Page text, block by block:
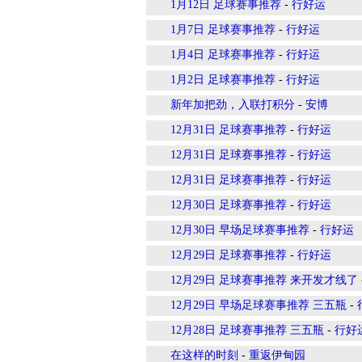
1月12日 足球赛事推荐 - 行好运
1月7日 足球赛事推荐 - 行好运
1月4日 足球赛事推荐 - 行好运
1月2日 足球赛事推荐 - 行好运
新年加把劲，入联打积分 - 安博
12月31日 足球赛事推荐 - 行好运
12月31日 足球赛事推荐 - 行好运
12月31日 足球赛事推荐 - 行好运
12月30日 足球赛事推荐 - 行好运
12月30日 早场足球赛事推荐 - 行好运
12月29日 足球赛事推荐 - 行好运
12月29日 足球赛事推荐 来开发才线了
12月29日 早场足球赛事推荐 三五瓶 -
12月28日 足球赛事推荐 三五瓶 - 行好
在这样的时刻 - 重返伊甸园